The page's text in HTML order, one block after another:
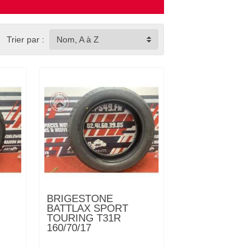
Trier par : Nom, A à Z
BRIGESTONE
BATTLAX SPORT
TOURING T31R
160/70/17